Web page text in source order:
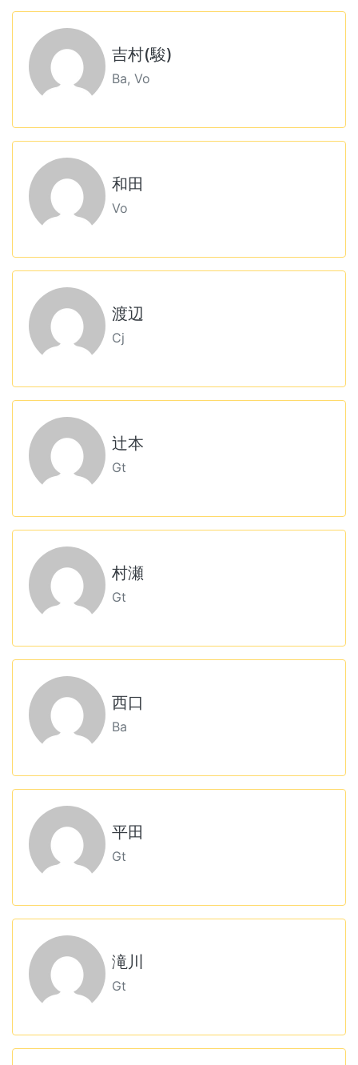
吉村(駿)
Ba, Vo
和田
Vo
渡辺
Cj
辻本
Gt
村瀬
Gt
西口
Ba
平田
Gt
滝川
Gt